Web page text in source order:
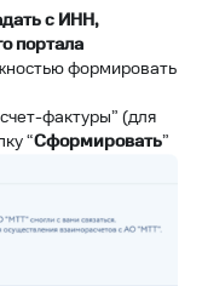
с ИНН,
портала
формировать
фактуры” (для
“Сформировать”